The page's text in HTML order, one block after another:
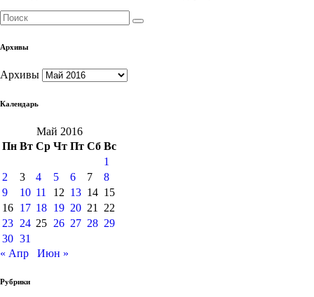
Архивы
Архивы
Календарь
Май 2016
Пн Вт Ср Чт Пт Сб Вс
1
2
3 4 5 6 7
8
9
10 11 12 13 14 15
16 17 18 19 20 21
22
23 24 25 26 27 28 29
30 31
« Апр
Июн »
Рубрики